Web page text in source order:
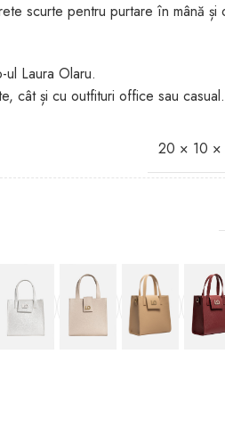
scurte pentru purtare în mână și
Laura Olaru.
cât și cu outfituri office sau casual.
20 × 10 ×